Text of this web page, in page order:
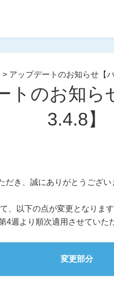
> アップデートのお知らせ【
トのお知ら
3.4.8】
き、誠にありがとうござい
、以下の点が変更となりま
4週より順次適用させていた
変更部分